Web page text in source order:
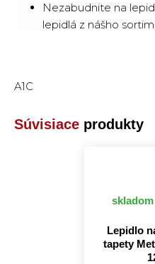
Nezabudnite na
lepidlá z nášho
A1C
Súvisiace produkty
skladom
Lepidlo
tapety